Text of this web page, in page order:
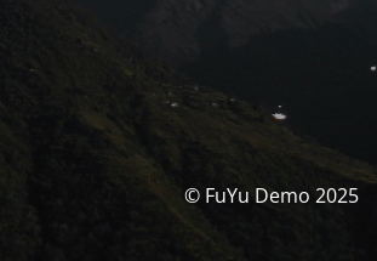
© FuYu Demo 2025